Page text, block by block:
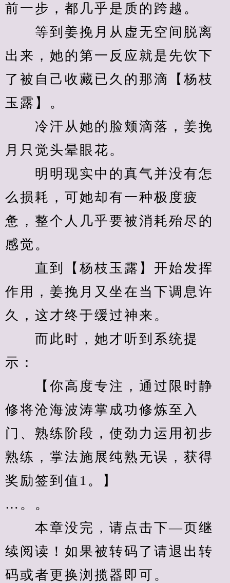
前一步，都几乎是质的跨越。
等到姜挽月从虚无空间脱离
出来，她的第一反应就是先饮下
了被自己收藏已久的那滴【杨枝
玉露】。
冷汗从她的脸颊滴落，姜挽
月只觉头晕眼花。
明明现实中的真气并没有怎
么损耗，可她却有一种极度疲
惫，整个人几乎要被消耗殆尽的
感觉。
直到【杨枝玉露】开始发挥
作用，姜挽月又坐在当下调息许
久，这才终于缓过神来。
而此时，她才听到系统提
示：
【你高度专注，通过限时静
修将沧海波涛掌成功修炼至入
门、熟练阶段，使劲力运用初步
熟练，掌法施展纯熟无误，获得
奖励签到值1。】
…。。
本章没完，请点击下—页继
续阅读！如果被转码了请退出转
码或者更换浏揽器即可。